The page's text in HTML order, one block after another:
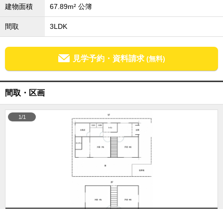
建物面積 67.89m² 公簿
間取 3LDK
見学予約・資料請求 (無料)
間取・区画
1/1
松戸･柏方面エリアの中古一戸建
成田･銚子方面エリア
成田･銚子方面エリアの中古一戸建
四街道･佐倉･八千代方面エリア
四街道･佐倉･八千代方面エリアの中古一戸建
四街道･佐倉･八千代方面エリアのマンション
四街道･佐倉･八千代方面エリアの土地
船橋･市川･浦安方面エリア
船橋･市川･浦安方面エリアの新築一戸建
船橋･市川･浦安方面エリアの中古一戸建
船橋･市川･浦安方面エリアのマンション
船橋･市川･浦安方面エリアの土地